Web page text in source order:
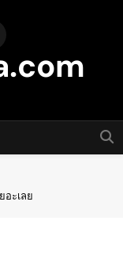
อะเลย